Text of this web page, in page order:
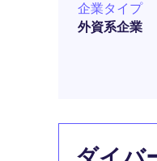
企業タイプ
外資系企業